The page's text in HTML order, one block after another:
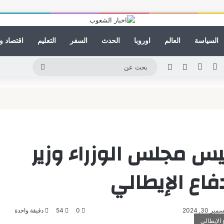
السياسة العالم اوروبا الحدث السفر التعليم اقتصاد
لينكدإنيوتيوب انستقراممقال عشوائي
الوضع المظلم
مجلس الوزراء وزير
الإيطالي
2024
0
54 دقيقة واحدة